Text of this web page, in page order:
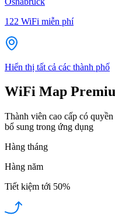
122 WiFi miễn phí
Hiển thị tất cả các thành phố
WiFi Map
Thành viên cao cấp có
bổ sung trong ứng dụng
Hàng tháng
Hàng năm
Tiết kiệm tới 50%